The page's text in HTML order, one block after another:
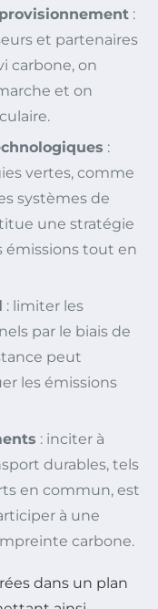
:
et partenaires
carbone, on
et on
:
vertes, comme
systèmes de
une stratégie
émissions tout en
: limiter les
par le biais de
peut
les émissions
: inciter à
durables, tels
en commun, est
à une
carbone.
dans un plan